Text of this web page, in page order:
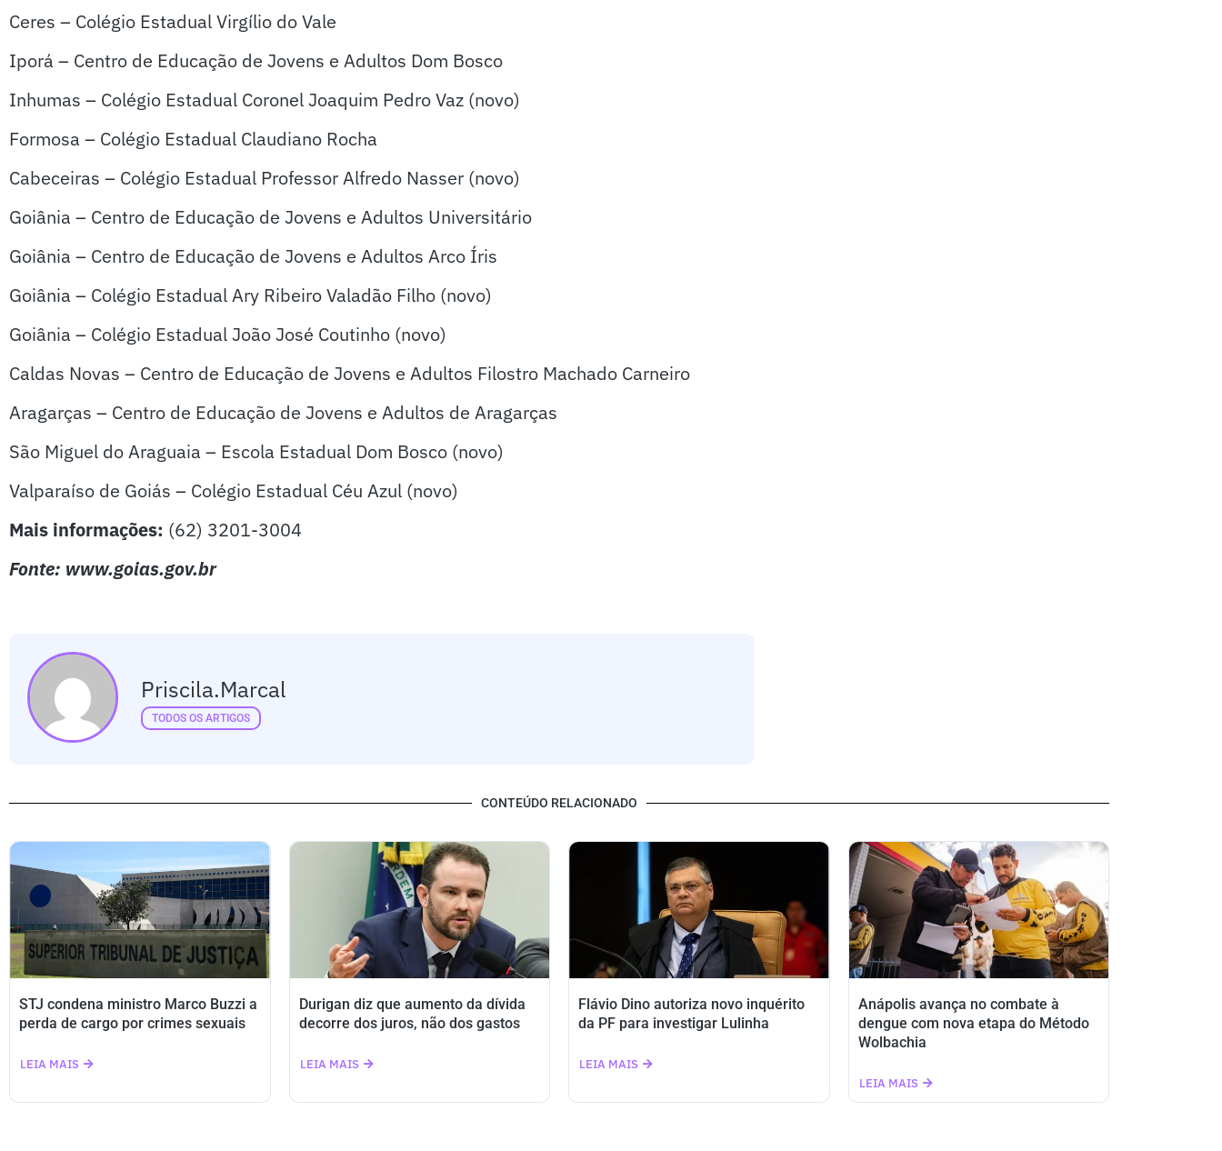
Ceres – Colégio Estadual Virgílio do Vale
Iporá – Centro de Educação de Jovens e Adultos Dom Bosco
Inhumas – Colégio Estadual Coronel Joaquim Pedro Vaz (novo)
Formosa – Colégio Estadual Claudiano Rocha
Cabeceiras – Colégio Estadual Professor Alfredo Nasser (novo)
Goiânia – Centro de Educação de Jovens e Adultos Universitário
Goiânia – Centro de Educação de Jovens e Adultos Arco Íris
Goiânia – Colégio Estadual Ary Ribeiro Valadão Filho (novo)
Goiânia – Colégio Estadual João José Coutinho (novo)
Caldas Novas – Centro de Educação de Jovens e Adultos Filostro Machado Carneiro
Aragarças – Centro de Educação de Jovens e Adultos de Aragarças
São Miguel do Araguaia – Escola Estadual Dom Bosco (novo)
Valparaíso de Goiás – Colégio Estadual Céu Azul (novo)
Mais informações: (62) 3201-3004
Fonte: www.goias.gov.br
Priscila.marcal
TODOS OS ARTIGOS
CONTEÚDO RELACIONADO
STJ condena ministro Marco Buzzi a
perda de cargo por crimes sexuais
LEIA MAIS
Durigan diz que aumento da dívida
decorre dos juros, não dos gastos
LEIA MAIS
Flávio Dino autoriza novo inquérito
da PF para investigar Lulinha
LEIA MAIS
Anápolis avança no combate à
dengue com nova etapa do Método
Wolbachia
LEIA MAIS